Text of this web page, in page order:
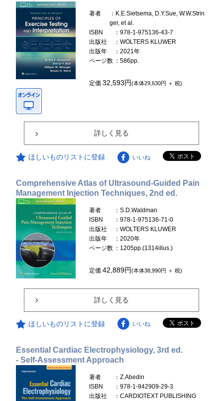
著者
：K.E.Sietsema, D.Y.Sue, W.W.Strin
ger, et al.
ISBN
：978-1-975136-43-7
出版社
：WOLTERS KLUWER
出版年
：2021年
ページ数 ：586pp.
定価32,593円(本体29,630円 ＋ 税)
詳しく見る
ほしいものリストに登録 いいね
Comprehensive Atlas of Ultrasound-Guided Pain
Management Injection Techniques, 2nd ed.
著者
：S.D.Waldman
ISBN
：978-1-975136-71-0
出版社
：WOLTERS KLUWER
出版年
：2020年
ページ数 ：1205pp.(1314illus.)
定価42,889円(本体38,990円 ＋ 税)
詳しく見る
ほしいものリストに登録 いいね
Essential Cardiac Electrophysiology, 3rd ed.
- Self-Assessment Approach
著者
：Z.Abedin
ISBN
：978-1-942909-29-3
出版社
：CARDIOTEXT PUBLISHING